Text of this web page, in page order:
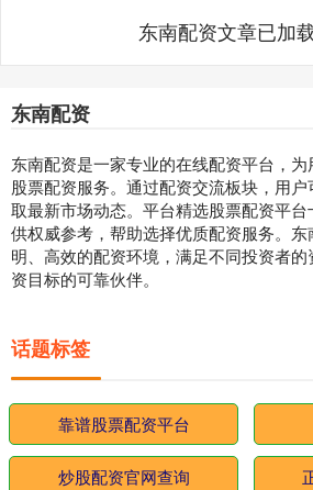
东南配资文章已加
东南配资
东南配资是一家专业的在线配资平台，
股票配资服务。通过配资交流板块，用
取最新市场动态。平台精选股票配资平
供权威参考，帮助选择优质配资服务。
明、高效的配资环境，满足不同投资者
资目标的可靠伙伴。
话题标签
靠谱股票配资平台
炒股配资官网查询